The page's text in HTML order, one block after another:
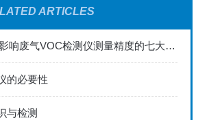
ARTICLES
采购必读：影响废气VOC检测仪测量精度的七大关键因素
的必要性
与检测